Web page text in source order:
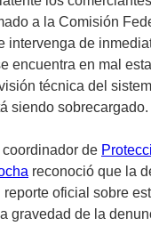
a la Comisión
intervenga de
encuentra en mal
técnica del
siendo sobrecargado.
coordinador de
reconoció que la
oficial sobre
gravedad de la